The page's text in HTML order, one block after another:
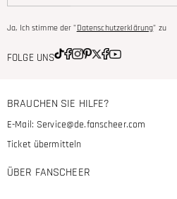
Ja, Ich stimme der "Datenschutzerklärung" zu
FOLGE UNS
BRAUCHEN SIE HILFE?
E-Mail: Service@de.fanscheer.com
Ticket übermitteln
ÜBER FANSCHEER